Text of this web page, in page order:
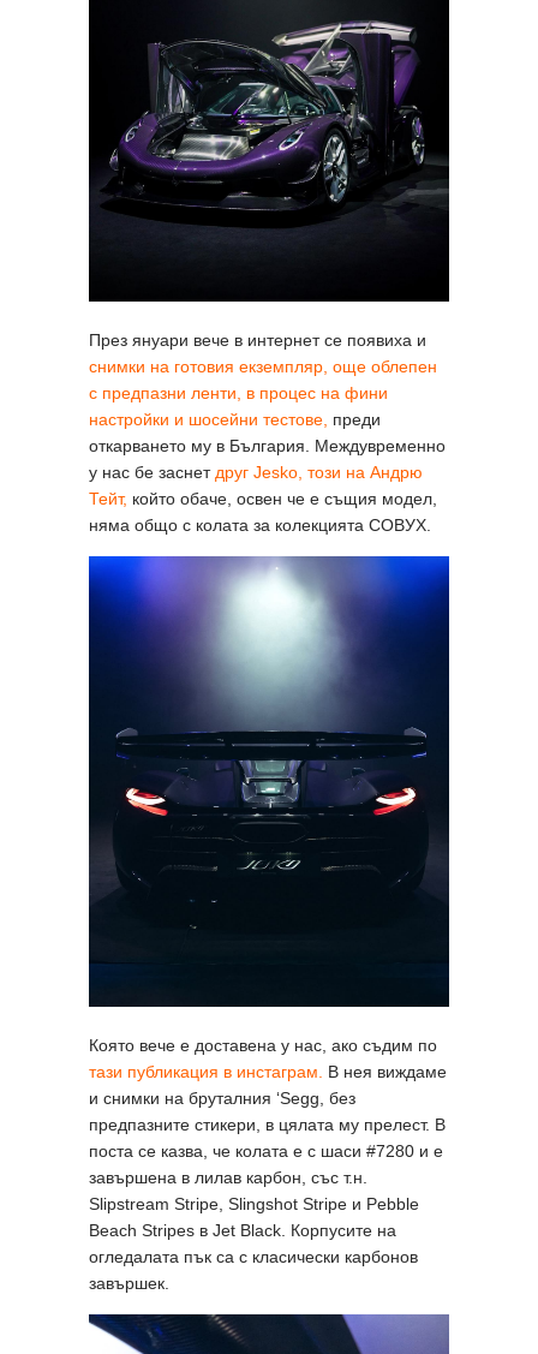
През януари вече в интернет се появиха и
снимки на готовия екземпляр, още облепен
с предпазни ленти, в процес на фини
настройки и шосейни тестове, преди
откарването му в България. Междувременно
у нас бе заснет друг Jesko, този на Андрю
Тейт, който обаче, освен че е същия модел,
няма общо с колата за колекцията COBУX.
Която вече е доставена у нас, ако съдим по
тази публикация в инстаграм.
В нея виждаме
и снимки на бруталния ‘Segg, без
предпазните стикери, в цялата му прелест. В
поста се казва, че колата е с шаси #7280 и е
завършена в лилав карбон, със т.н.
Slipstream Stripe, Slingshot Stripe и Pebble
Beach Stripes в Jet Black. Корпусите на
огледалата пък са с класически карбонов
завършек.